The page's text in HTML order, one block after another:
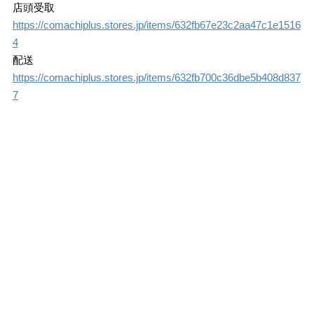
店頭受取
https://comachiplus.stores.jp/items/632fb67e23c2aa47c1e1516
4
配送
https://comachiplus.stores.jp/items/632fb700c36dbe5b408d837
7